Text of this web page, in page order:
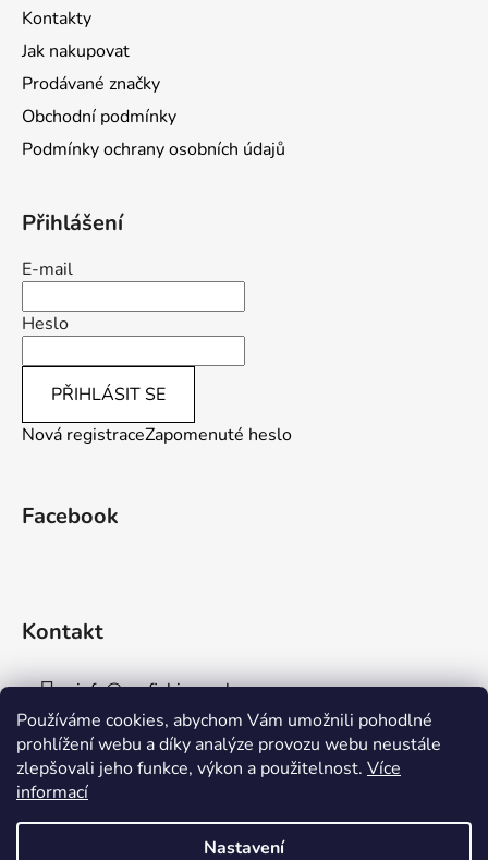
Používáme cookies, abychom Vám umožnili pohodlné
prohlížení webu a díky analýze provozu webu neustále
zlepšovali jeho funkce, výkon a použitelnost. Více
informací
Nastavení
Kontakty
Jak nakupovat
Prodávané značky
Obchodní podmínky
Podmínky ochrany osobních údajů
Přihlášení
E-mail
Heslo
PŘIHLÁSIT SE
Nová registraceZapomenuté heslo
Facebook
Kontakt
info@aaafishingpraha.cz
778 011 878